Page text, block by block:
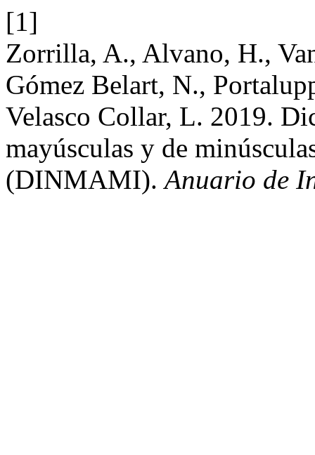
[1]
Zorrilla, A., Alvano, H.,
Gómez Belart, N.,
Velasco Collar, L. 2019.
mayúsculas y de
(DINMAMI).Anuario de